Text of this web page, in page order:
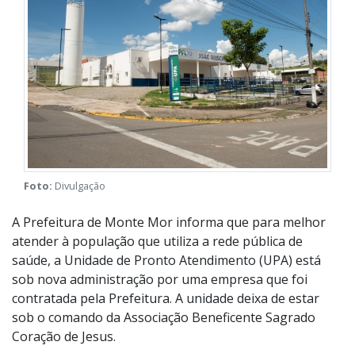
Divulgação
A Prefeitura de Monte Mor informa que para melhor
atender à população que utiliza a rede pública de
saúde, a Unidade de Pronto Atendimento (UPA) está
sob nova administração por uma empresa que foi
contratada pela Prefeitura. A unidade deixa de estar
sob o comando da Associação Beneficente Sagrado
Coração de Jesus.